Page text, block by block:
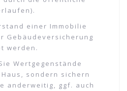
einer Immobilie
Gebäudeversicherung
werden.
Wertgegenstände
sondern sichern
anderweitig, ggf. auch